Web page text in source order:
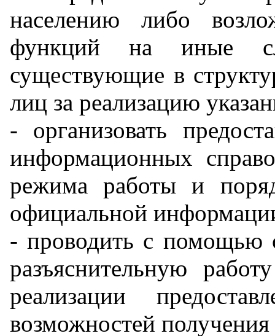
населению либо
функций на иные
существующие в
лиц за реализацию
- организовать
информационных
режима работы и
официальной
- проводить с помощью
разъяснительную
реализации
возможностей